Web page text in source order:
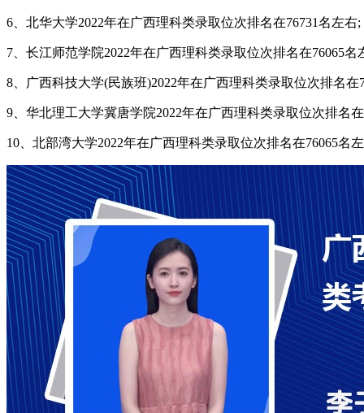
6、北华大学2022年在广西理科类录取位次排名在76731名左右;
7、长江师范学院2022年在广西理科类录取位次排名在76065名
8、广西科技大学(民族班)2022年在广西理科类录取位次排名在
9、华北理工大学冀唐学院2022年在广西理科类录取位次排名
10、北部湾大学2022年在广西理科类录取位次排名在76065名